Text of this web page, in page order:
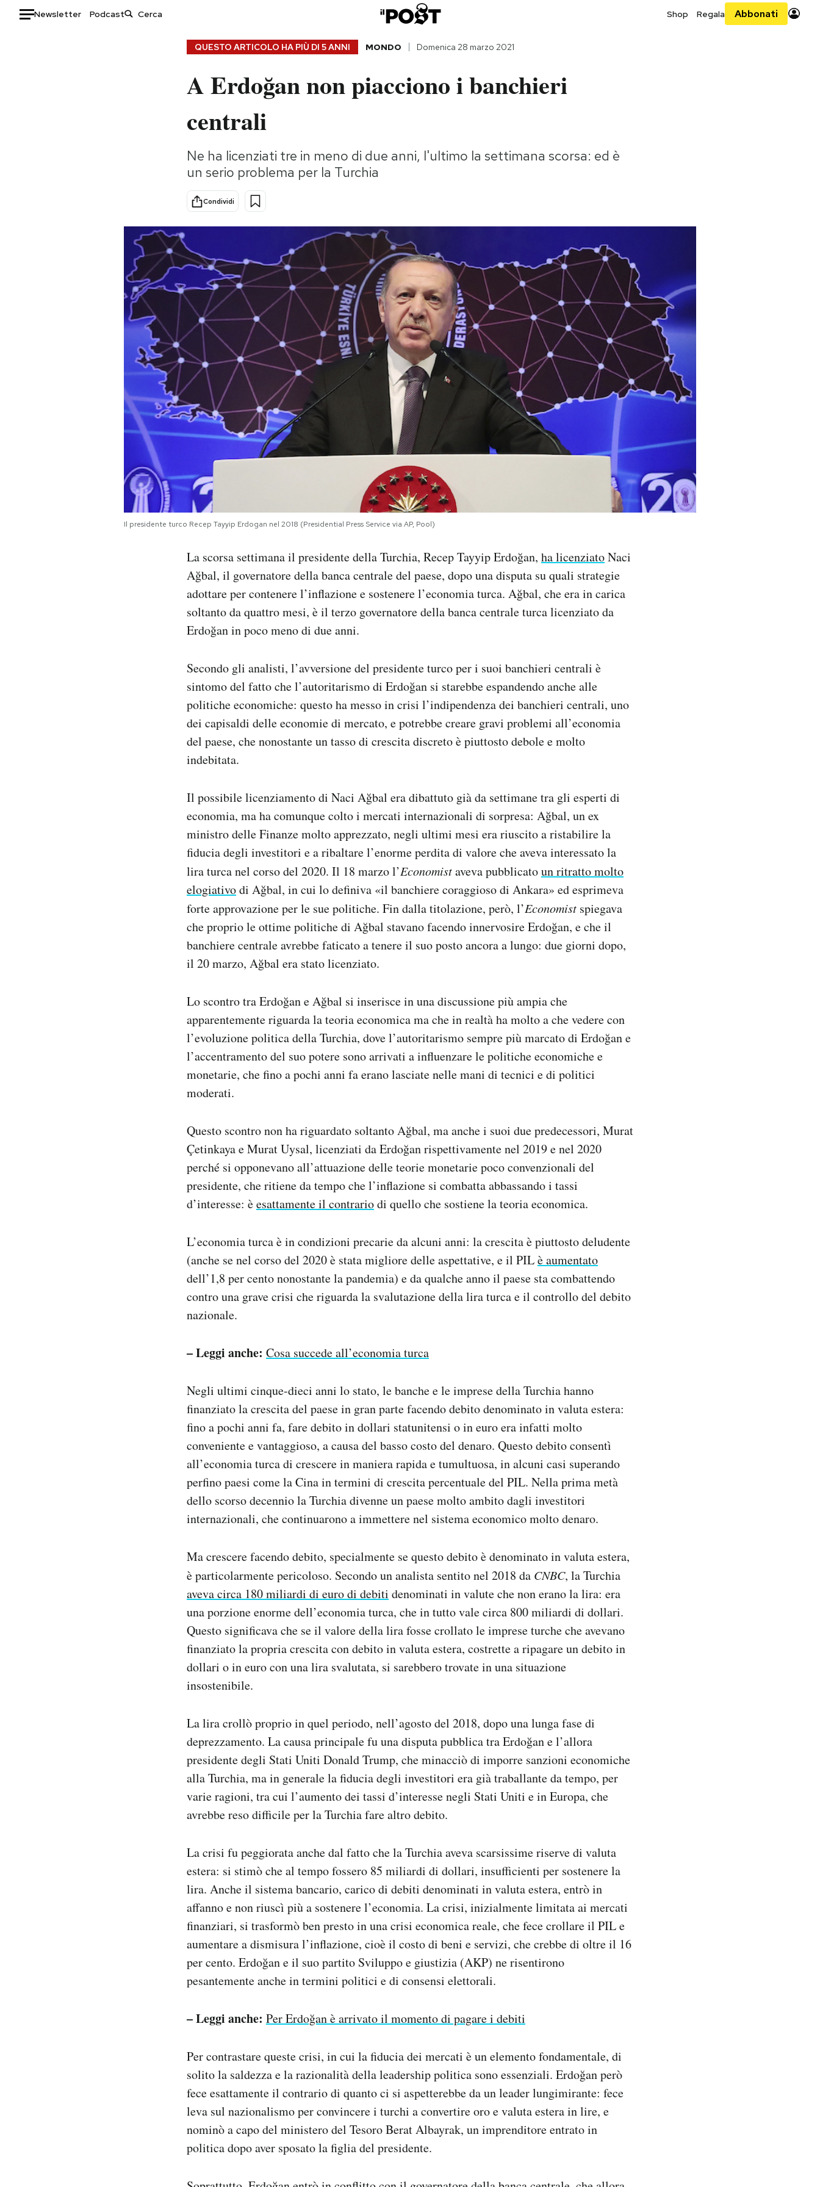
Newsletter Podcast Shop Regala Abbonati
Storie/Idee
Ok Boomer!
Altrecose
Mondiali calcio 2026
QUESTO ARTICOLO HA PIÙ DI 5 ANNI MONDO Domenica 28 marzo 2021
A Erdoğan non piacciono i banchieri
centrali
Ne ha licenziati tre in meno di due anni, l'ultimo la settimana scorsa: ed è
un serio problema per la Turchia
Condividi
Il presidente turco Recep Tayyip Erdogan nel 2018 (Presidential Press Service via AP, Pool)
La scorsa settimana il presidente della Turchia, Recep Tayyip Erdoğan, ha licenziatoNaci
Ağbal, il governatore della banca centrale del paese, dopo una disputa su quali strategie
adottare per contenere l’inflazione e sostenere l’economia turca. Ağbal, che era in carica
soltanto da quattro mesi, è il terzo governatore della banca centrale turca licenziato da
Erdoğan in poco meno di due anni.
Secondo gli analisti, l’avversione del presidente turco per i suoi banchieri centrali è
sintomo del fatto che l’autoritarismo di Erdoğan si starebbe espandendo anche alle
politiche economiche: questo ha messo in crisi l’indipendenza dei banchieri centrali, uno
dei capisaldi delle economie di mercato, e potrebbe creare gravi problemi all’economia
del paese, che nonostante un tasso di crescita discreto è piuttosto debole e molto
indebitata.
Il possibile licenziamento di Naci Ağbal era dibattuto già da settimane tra gli esperti di
economia, ma ha comunque colto i mercati internazionali di sorpresa: Ağbal, un ex
ministro delle Finanze molto apprezzato, negli ultimi mesi era riuscito a ristabilire la
fiducia degli investitori e a ribaltare l’enorme perdita di valore che aveva interessato la
lira turca nel corso del 2020. Il 18 marzo l’Economistaveva pubblicatoun ritratto molto
elogiativodi Ağbal, in cui lo definiva «il banchiere coraggioso di Ankara» ed esprimeva
forte approvazione per le sue politiche. Fin dalla titolazione, però, l’Economist spiegava
che proprio le ottime politiche di Ağbal stavano facendo innervosire Erdoğan, e che il
banchiere centrale avrebbe faticato a tenere il suo posto ancora a lungo: due giorni dopo,
il 20 marzo, Ağbal era stato licenziato.
Lo scontro tra Erdoğan e Ağbal si inserisce in una discussione più ampia che
apparentemente riguarda la teoria economica ma che in realtà ha molto a che vedere con
l’evoluzione politica della Turchia, dove l’autoritarismo sempre più marcato di Erdoğan e
l’accentramento del suo potere sono arrivati a influenzare le politiche economiche e
monetarie, che fino a pochi anni fa erano lasciate nelle mani di tecnici e di politici
moderati.
Questo scontro non ha riguardato soltanto Ağbal, ma anche i suoi due predecessori, Murat
Çetinkaya e Murat Uysal, licenziati da Erdoğan rispettivamente nel 2019 e nel 2020
perché si opponevano all’attuazione delle teorie monetarie poco convenzionali del
presidente, che ritiene da tempo che l’inflazione si combatta abbassando i tassi
d’interesse: èesattamente il contrariodi quello che sostiene la teoria economica.
L’economia turca è in condizioni precarie da alcuni anni: la crescita è piuttosto deludente
(anche se nel corso del 2020 è stata migliore delle aspettative, e il PILè aumentato
dell’1,8 per cento nonostante la pandemia) e da qualche anno il paese sta combattendo
contro una grave crisi che riguarda la svalutazione della lira turca e il controllo del debito
nazionale.
– Leggi anche: Cosa succede all’economia turca
Negli ultimi cinque-dieci anni lo stato, le banche e le imprese della Turchia hanno
finanziato la crescita del paese in gran parte facendo debito denominato in valuta estera:
fino a pochi anni fa, fare debito in dollari statunitensi o in euro era infatti molto
conveniente e vantaggioso, a causa del basso costo del denaro. Questo debito consentì
all’economia turca di crescere in maniera rapida e tumultuosa, in alcuni casi superando
perfino paesi come la Cina in termini di crescita percentuale del PIL. Nella prima metà
dello scorso decennio la Turchia divenne un paese molto ambito dagli investitori
internazionali, che continuarono a immettere nel sistema economico molto denaro.
Ma crescere facendo debito, specialmente se questo debito è denominato in valuta estera,
è particolarmente pericoloso. Secondo un analista sentito nel 2018 da CNBC, la Turchia
aveva circa 180 miliardi di euro di debiti denominati in valute che non erano la lira: era
una porzione enorme dell’economia turca, che in tutto vale circa 800 miliardi di dollari.
Questo significava che se il valore della lira fosse crollato le imprese turche che avevano
finanziato la propria crescita con debito in valuta estera, costrette a ripagare un debito in
dollari o in euro con una lira svalutata, si sarebbero trovate in una situazione
insostenibile.
La lira crollò proprio in quel periodo, nell’agosto del 2018, dopo una lunga fase di
deprezzamento. La causa principale fu una disputa pubblica tra Erdoğan e l’allora
presidente degli Stati Uniti Donald Trump, che minacciò di imporre sanzioni economiche
alla Turchia, ma in generale la fiducia degli investitori era già traballante da tempo, per
varie ragioni, tra cui l’aumento dei tassi d’interesse negli Stati Uniti e in Europa, che
avrebbe reso difficile per la Turchia fare altro debito.
La crisi fu peggiorata anche dal fatto che la Turchia aveva scarsissime riserve di valuta
estera: si stimò che al tempo fossero 85 miliardi di dollari, insufficienti per sostenere la
lira. Anche il sistema bancario, carico di debiti denominati in valuta estera, entrò in
affanno e non riuscì più a sostenere l’economia. La crisi, inizialmente limitata ai mercati
finanziari, si trasformò ben presto in una crisi economica reale, che fece crollare il PIL e
aumentare a dismisura l’inflazione, cioè il costo di beni e servizi, che crebbe di oltre il 16
per cento. Erdoğan e il suo partito Sviluppo e giustizia (AKP) ne risentirono
pesantemente anche in termini politici e di consensi elettorali.
– Leggi anche: Per Erdoğan è arrivato il momento di pagare i debiti
Per contrastare queste crisi, in cui la fiducia dei mercati è un elemento fondamentale, di
solito la saldezza e la razionalità della leadership politica sono essenziali. Erdoğan però
fece esattamente il contrario di quanto ci si aspetterebbe da un leader lungimirante: fece
leva sul nazionalismo per convincere i turchi a convertire oro e valuta estera in lire, e
nominò a capo del ministero del Tesoro Berat Albayrak, un imprenditore entrato in
politica dopo aver sposato la figlia del presidente.